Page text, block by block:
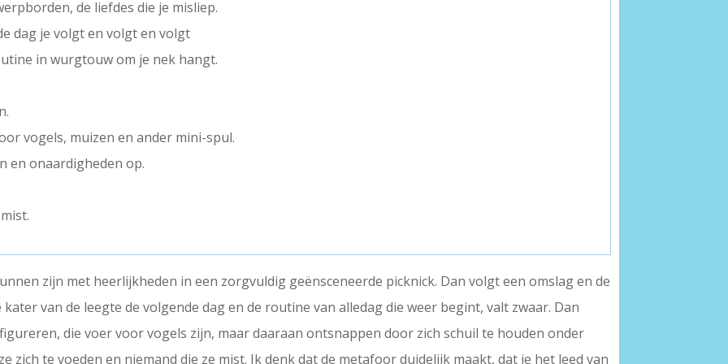
de liefdes die je misliep.
dag je volgt en volgt en volgt
in wurgtouw om je nek hangt.
vogels, muizen en ander mini-spul.
en onaardigheden op.
zijn met heerlijkheden in een zorgvuldig geënsceneerde picknick. Dan volgt een omslag en de
van de leegte de volgende dag en de routine van alledag die weer begint, valt zwaar. Dan
die voer voor vogels zijn, maar daaraan ontsnappen door zich schuil te houden onder
zich te voeden en niemand die ze mist. Ik denk dat de metafoor duidelijk maakt, dat je het leed van